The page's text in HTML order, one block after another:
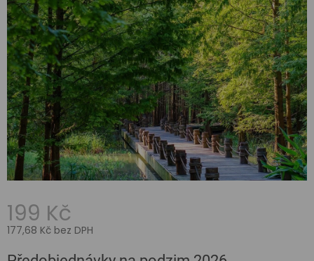
199 Kč
177,68 Kč bez DPH